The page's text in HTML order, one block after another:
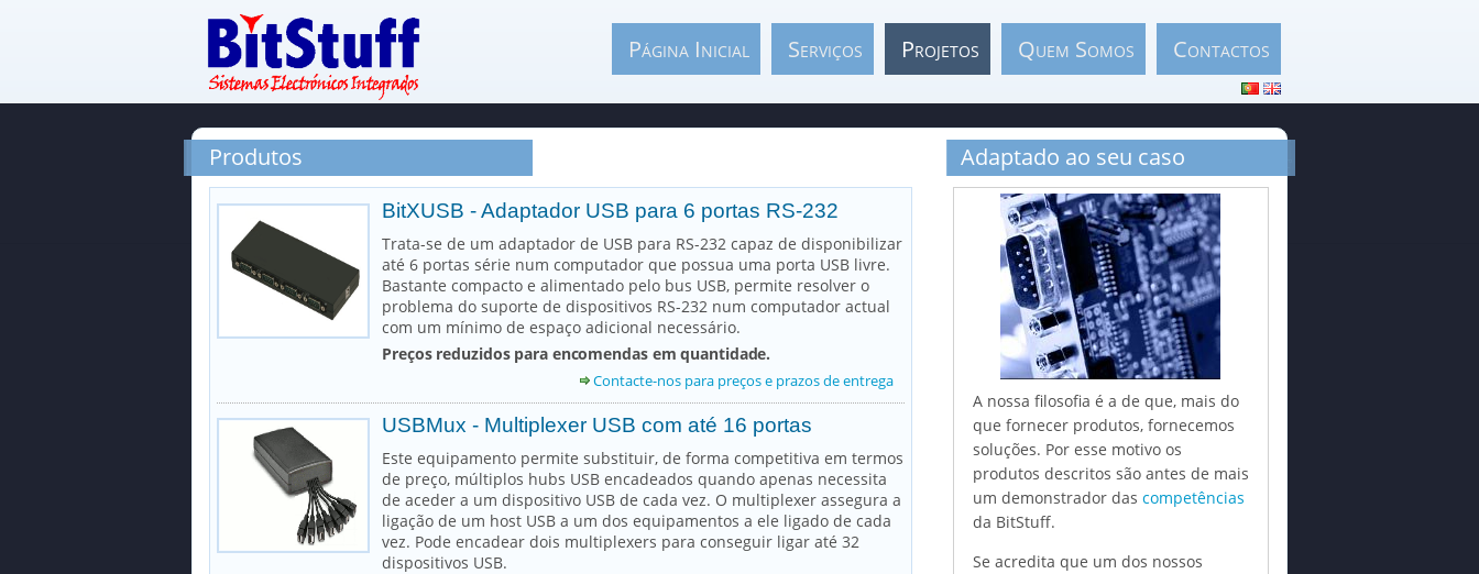
Página Inicial Serviços Projetos Quem Somos Contactos
Produtos
BitXUSB - Adaptador USB para 6 portas RS-232
Trata-se de um adaptador de USB para RS-232 capaz de disponibilizar
até 6 portas série num computador que possua uma porta USB livre.
Bastante compacto e alimentado pelo bus USB, permite resolver o
problema do suporte de dispositivos RS-232 num computador actual
com um mínimo de espaço adicional necessário.
Preços reduzidos para encomendas em quantidade.
Contacte-nos para preços e prazos de entrega
USBMux - Multiplexer USB com até 16 portas
Este equipamento permite substituir, de forma competitiva em termos
de preço, múltiplos hubs USB encadeados quando apenas necessita
de aceder a um dispositivo USB de cada vez. O multiplexer assegura a
ligação de um host USB a um dos equipamentos a ele ligado de cada
vez. Pode encadear dois multiplexers para conseguir ligar até 32
dispositivos USB.
Adaptado ao seu caso
A nossa filosofia é a de que, mais do
que fornecer produtos, fornecemos
soluções. Por esse motivo os
produtos descritos são antes de mais
um demonstrador das competências
da BitStuff.
Se acredita que um dos nossos